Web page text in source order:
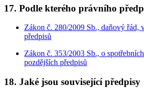
17. Podle kterého právního
Zákon č. 280/2009 Sb., daňový řád,
předpisů
Zákon č. 353/2003 Sb., o
pozdějších předpisů
18. Jaké jsou související předpisy